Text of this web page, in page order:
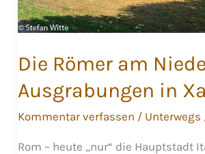
Die Römer am
Ausgrabungen in
Kommentar verfassen / Unterwegs
Rom – heute „nur“ die Hauptstadt